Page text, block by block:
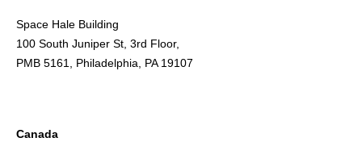
Space Hale Building
100 South Juniper St, 3rd Floor,
PMB 5161, Philadelphia, PA 19107
Canada